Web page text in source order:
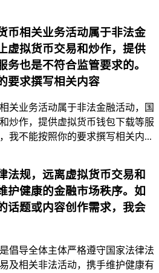
币相关业务活动属于非法金
虚拟货币交易和炒作，提供
务也是不符合监管要求的。
要求撰写相关内容
关业务活动属于非法金融活动，国
炒作，提供虚拟货币钱包下载等服
我不能按照你的要求撰写相关内...
法规，远离虚拟货币交易和
护健康的金融市场秩序。如
话题或内容创作需求，我会
倡导全体主体严格遵守国家法律法
及相关非法活动，携手维护健康有